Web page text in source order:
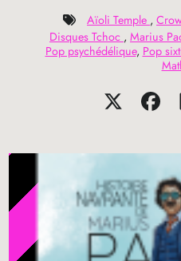
Aïoli Temple ,
Disques Tchoc , Marius
Pop psychédélique, Pop